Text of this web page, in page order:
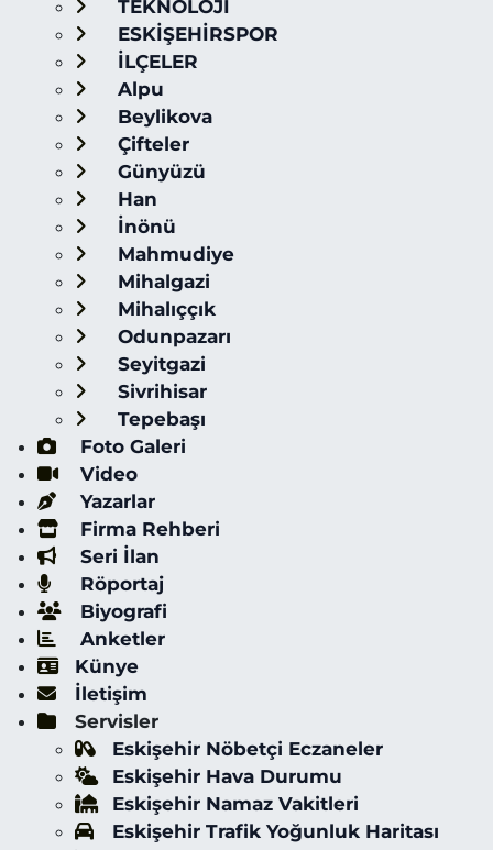
TEKNOLOJİ
ESKİŞEHİRSPOR
İLÇELER
Alpu
Beylikova
Çifteler
Günyüzü
Han
İnönü
Mahmudiye
Mihalgazi
Mihalıççık
Odunpazarı
Seyitgazi
Sivrihisar
Tepebaşı
Foto Galeri
Video
Yazarlar
Firma Rehberi
Seri İlan
Röportaj
Biyografi
Anketler
Künye
İletişim
Servisler
Eskişehir Nöbetçi Eczaneler
Eskişehir Hava Durumu
Eskişehir Namaz Vakitleri
Eskişehir Trafik Yoğunluk Haritası